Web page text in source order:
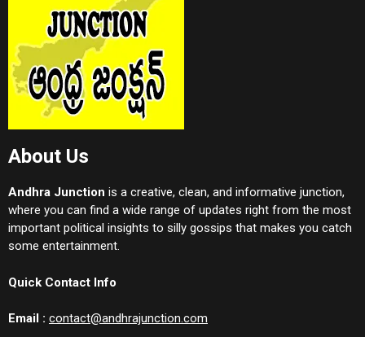
About Us
Andhra Junction is a creative, clean, and informative junction,
where you can find a wide range of updates right from the most
important political insights to silly gossips that makes you catch
some entertainment.
Quick Contact Info
Email : contact@andhrajunction.com